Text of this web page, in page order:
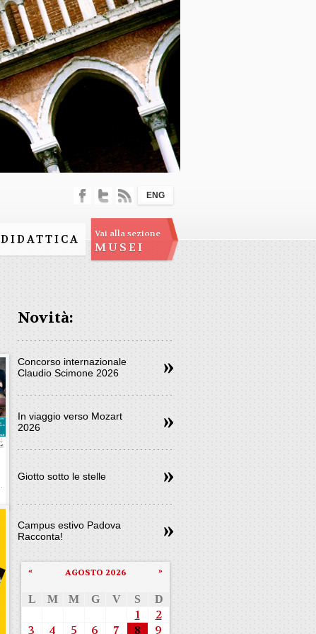
DIDATTICA Vai alla sezione
MUSEI
ENG
Novità:
Concorso internazionale
Claudio Scimone 2026
In viaggio verso Mozart
2026
Giotto sotto le stelle
Campus estivo Padova
Racconta!
AGOSTO 2026
« »
L M M G V S D
1
2
3
4 5 6 7 8 9